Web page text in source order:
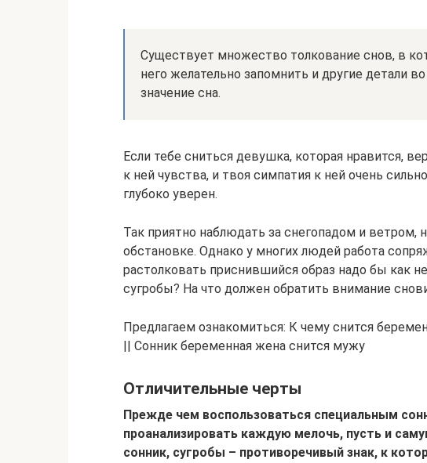
Существует множество толкование снов, в
него желательно запомнить и другие детали
значение сна.
Если тебе сниться девушка, которая нравится,
к ней чувства, и твоя симпатия к ней очень
глубоко уверен.
Так приятно наблюдать за снегопадом и
обстановке. Однако у многих людей работа
растолковать приснившийся образ надо бы как
сугробы? На что должен обратить внимание
Предлагаем ознакомиться: К чему снится
|| Сонник беременная жена снится мужу
Отличительные черты
Прежде чем воспользоваться специальным
проанализировать каждую мелочь, пусть и
сонник, сугробы – противоречивый знак, к